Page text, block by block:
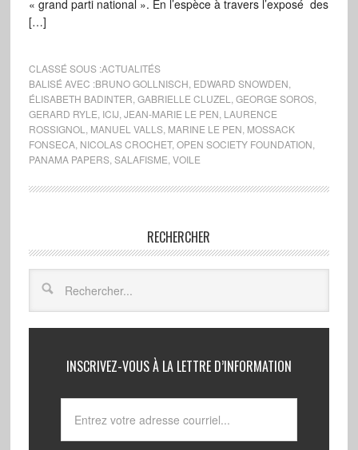
« grand parti national ». En l’espèce à travers l’exposé des
[…]
CLASSÉ SOUS :ACTUALITÉS
BALISÉ AVEC :BRUNO GOLLNISCH EDWARD SNOWDEN
ÉLISABETH BADINTER GABRIELLE CLUZEL GEORGE SOROS,
GERARD RYLE ICIJ JEAN-MARIE LE PEN LAURENCE
ROSSIGNOL
MANUEL VALLS, MARINE LE PEN MOSSACK
FONSECA, NICOLAS CROCHET, OPEN SOCIETY FOUNDATION
PANAMA PAPERS, SALAFISME VOILE
RECHERCHER
INSCRIVEZ-VOUS À LA LETTRE D’INFORMATION